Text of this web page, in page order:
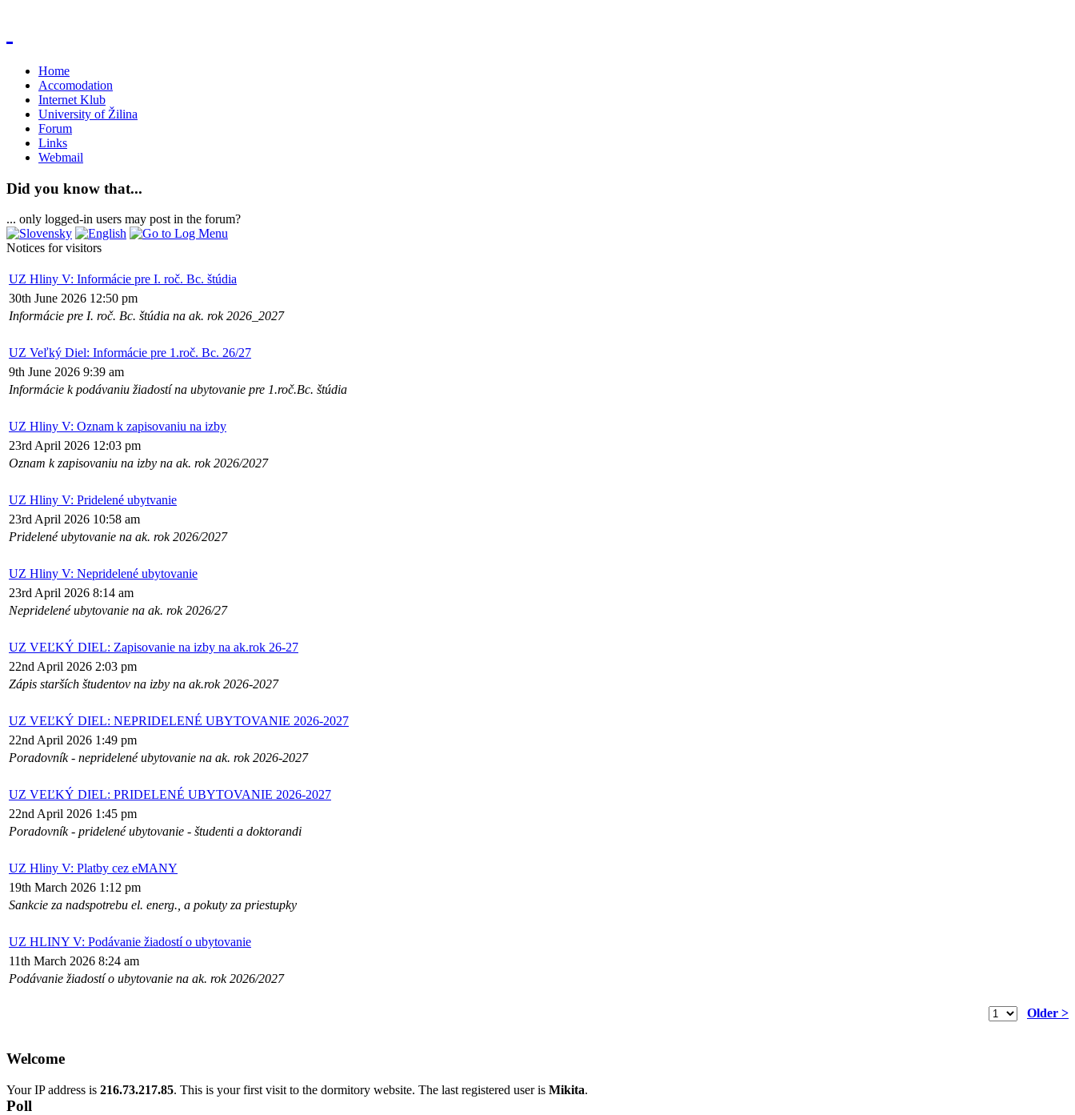
Home
Accomodation
Internet Klub
University of Žilina
Forum
Links
Webmail
Did you know that...
... only logged-in users may post in the forum?
Notices for visitors
UZ Hliny V: Informácie pre I. roč. Bc. štúdia
30th June 2026 12:50 pm
Informácie pre I. roč. Bc. štúdia na ak. rok 2026_2027
UZ Veľký Diel: Informácie pre 1.roč. Bc. 26/27
9th June 2026 9:39 am
Informácie k podávaniu žiadostí na ubytovanie pre 1.roč.Bc. štúdia
UZ Hliny V: Oznam k zapisovaniu na izby
23rd April 2026 12:03 pm
Oznam k zapisovaniu na izby na ak. rok 2026/2027
UZ Hliny V: Pridelené ubytvanie
23rd April 2026 10:58 am
Pridelené ubytovanie na ak. rok 2026/2027
UZ Hliny V: Nepridelené ubytovanie
23rd April 2026 8:14 am
Nepridelené ubytovanie na ak. rok 2026/27
UZ VEĽKÝ DIEL: Zapisovanie na izby na ak.rok 26-27
22nd April 2026 2:03 pm
Zápis starších študentov na izby na ak.rok 2026-2027
UZ VEĽKÝ DIEL: NEPRIDELENÉ UBYTOVANIE 2026-2027
22nd April 2026 1:49 pm
Poradovník - nepridelené ubytovanie na ak. rok 2026-2027
UZ VEĽKÝ DIEL: PRIDELENÉ UBYTOVANIE 2026-2027
22nd April 2026 1:45 pm
Poradovník - pridelené ubytovanie - študenti a doktorandi
UZ Hliny V: Platby cez eMANY
19th March 2026 1:12 pm
Sankcie za nadspotrebu el. energ., a pokuty za priestupky
UZ HLINY V: Podávanie žiadostí o ubytovanie
11th March 2026 8:24 am
Podávanie žiadostí o ubytovanie na ak. rok 2026/2027
Older >
Welcome
Your IP address is 216.73.217.85. This is your first visit to the dormitory website. The last registered user is Mikita.
Poll